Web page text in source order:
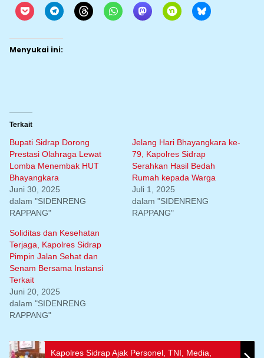
Menyukai ini:
Terkait
Bupati Sidrap Dorong
Prestasi Olahraga Lewat
Lomba Menembak HUT
Bhayangkara
Juni 30, 2025
dalam "SIDENRENG
RAPPANG"
Jelang Hari Bhayangkara ke-
79, Kapolres Sidrap
Serahkan Hasil Bedah
Rumah kepada Warga
Juli 1, 2025
dalam "SIDENRENG
RAPPANG"
Soliditas dan Kesehatan
Terjaga, Kapolres Sidrap
Pimpin Jalan Sehat dan
Senam Bersama Instansi
Terkait
Juni 20, 2025
dalam "SIDENRENG
RAPPANG"
Kapolres Sidrap Ajak Personel, TNI, Media,